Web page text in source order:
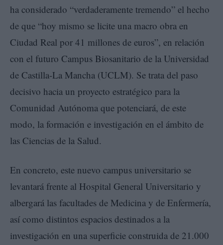
ha considerado “verdaderamente tremendo” el hecho
de que “hoy mismo se licite una macro obra en
Ciudad Real por 41 millones de euros”, en relación
con el futuro Campus Biosanitario de la Universidad
de Castilla-La Mancha (UCLM). Se trata del paso
decisivo hacia un proyecto estratégico para la
Comunidad Autónoma que potenciará, de este
modo, la formación e investigación en el ámbito de
las Ciencias de la Salud.
En concreto, este nuevo campus universitario se
levantará frente al Hospital General Universitario y
albergará las facultades de Medicina y de Enfermería,
así como distintos espacios destinados a la
investigación en una superficie construida de 21.000